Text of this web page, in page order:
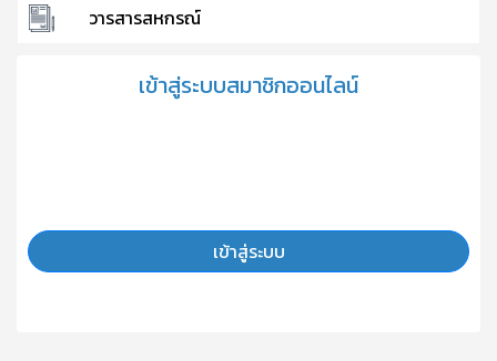
วารสารสหกรณ์
เข้าสู่ระบบสมาชิกออนไลน์
เข้าสู่ระบบ